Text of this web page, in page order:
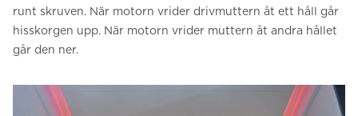
runt skruven. När motorn vrider drivmuttern åt ett håll går
hisskorgen upp. När motorn vrider muttern åt andra hållet
går den ner.